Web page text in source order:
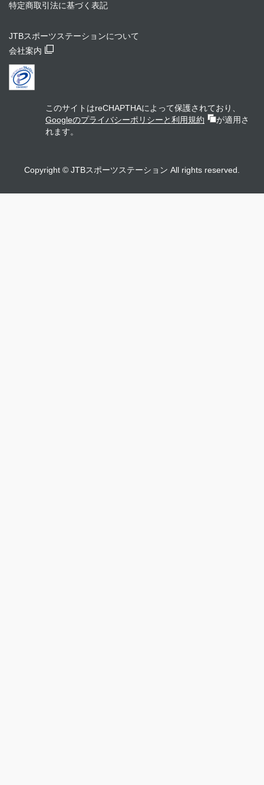
特定商取引法に基づく表記
JTBスポーツステーションについて
会社案内
このサイトはreCHAPTHAによって保護されており、
Googleのプライバシーポリシーと利用規約
が適用さ
れます。
Copyright © JTBスポーツステーション All rights reserved.